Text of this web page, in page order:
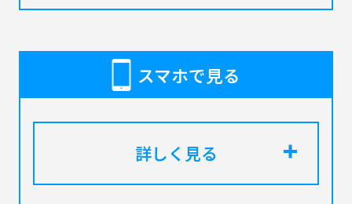
スマホで見る
詳しく見る